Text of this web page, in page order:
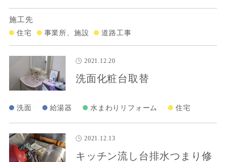
施工先
住宅 事業所、施設 道路工事
2021.12.20
洗面化粧台取替
洗面 給湯器 水まわりリフォーム 住宅
2021.12.13
キッチン流し台排水つまり修